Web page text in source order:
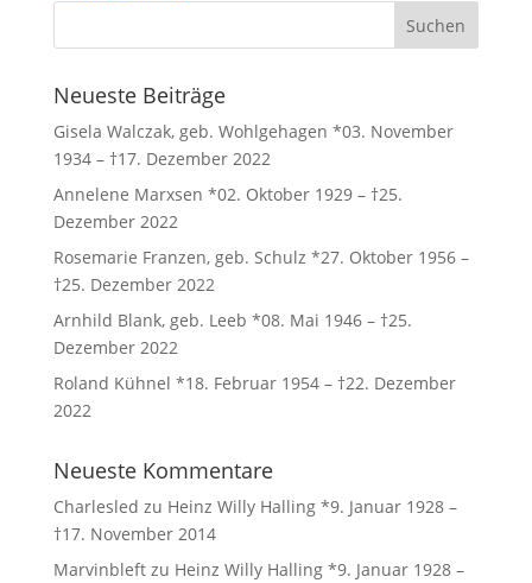
Neueste Beiträge
Gisela Walczak, geb. Wohlgehagen *03. November
1934 – †17. Dezember 2022
Annelene Marxsen *02. Oktober 1929 – †25.
Dezember 2022
Rosemarie Franzen, geb. Schulz *27. Oktober 1956 –
†25. Dezember 2022
Arnhild Blank, geb. Leeb *08. Mai 1946 – †25.
Dezember 2022
Roland Kühnel *18. Februar 1954 – †22. Dezember
2022
Neueste Kommentare
Charlesled zu Heinz Willy Halling *9. Januar 1928 –
†17. November 2014
Marvinbleftzu Heinz Willy Halling *9. Januar 1928 –